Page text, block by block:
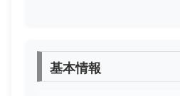
基本情報